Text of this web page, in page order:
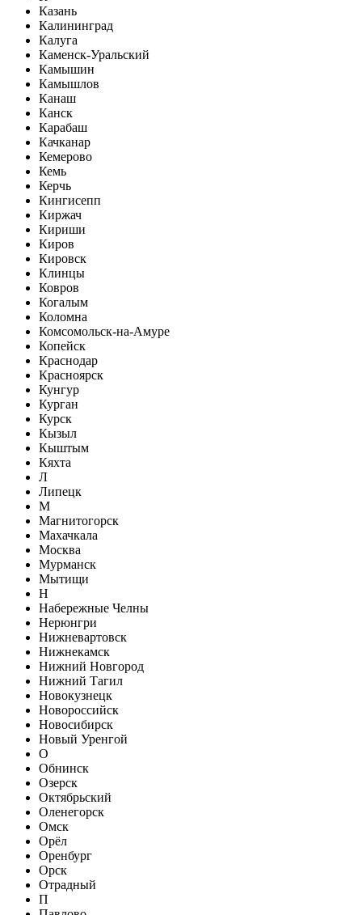
Казань
Калининград
Калуга
Каменск-Уральский
Камышин
Камышлов
Канаш
Канск
Карабаш
Качканар
Кемерово
Кемь
Керчь
Кингисепп
Киржач
Кириши
Киров
Кировск
Клинцы
Ковров
Когалым
Коломна
Комсомольск-на-Амуре
Копейск
Краснодар
Красноярск
Кунгур
Курган
Курск
Кызыл
Кыштым
Кяхта
Л
Липецк
М
Магнитогорск
Махачкала
Москва
Мурманск
Мытищи
Н
Набережные Челны
Нерюнгри
Нижневартовск
Нижнекамск
Нижний Новгород
Нижний Тагил
Новокузнецк
Новороссийск
Новосибирск
Новый Уренгой
О
Обнинск
Озерск
Октябрьский
Оленегорск
Омск
Орёл
Оренбург
Орск
Отрадный
П